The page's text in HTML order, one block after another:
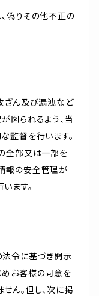
偽りその他不正の
ざん及び漏洩など
図られるよう、当
監督を行います。
全部又は一部を
報の安全管理が
ます。
法令に基づき開示
めお客様の同意を
ん。但し、次に掲